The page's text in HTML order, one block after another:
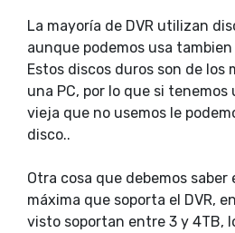
La mayoría de DVR utilizan
aunque podemos usa tambien
Estos discos duros son de los
una PC, por lo que si
vieja que no usemos le
disco..
Otra cosa que debemos saber
máxima que soporta el DVR,
visto soportan entre 3 y 4TB,